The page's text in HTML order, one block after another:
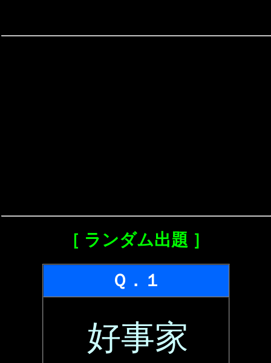
［ ランダム出題 ］
Ｑ．１
好事家